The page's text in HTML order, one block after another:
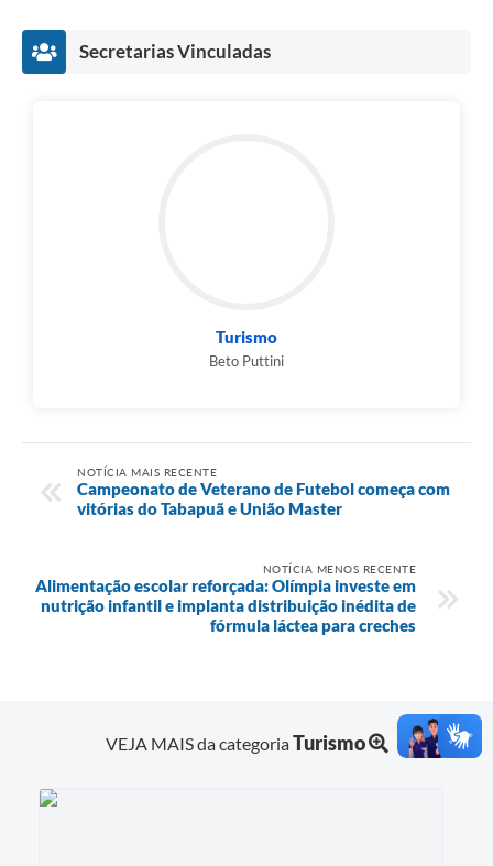
Secretarias Vinculadas
Turismo
Beto Puttini
NOTÍCIA MAIS RECENTE
Campeonato de Veterano de Futebol começa com
vitórias do Tabapuã e União Master
NOTÍCIA MENOS RECENTE
Alimentação escolar reforçada: Olímpia investe em
nutrição infantil e implanta distribuição inédita de
fórmula láctea para creches
VEJA MAIS da categoriaTurismo